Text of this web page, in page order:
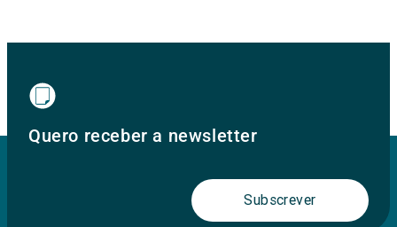
Quero receber a newsletter
Subscrever